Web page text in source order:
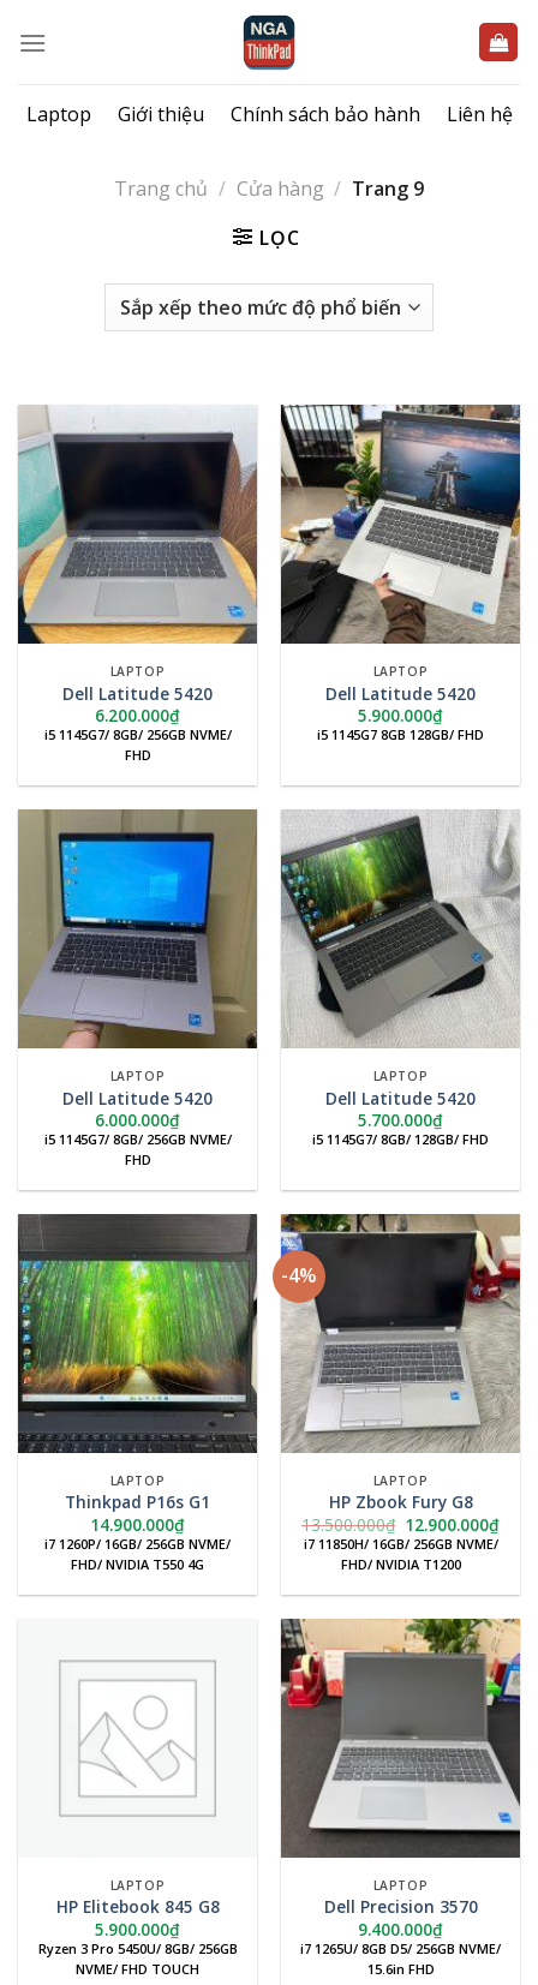
qua
dungLaptop Giới thiệu Chính sách bảo hành Liên hệ
Trang chủ / Cửa hàng / Trang 9
LỌC
LAPTOP
Dell Latitude 5420
6.200.000₫
i5 1145G7/ 8GB/ 256GB NVME/
FHD
LAPTOP
Dell Latitude 5420
5.900.000₫
i5 1145G7 8GB 128GB/ FHD
LAPTOP
Dell Latitude 5420
6.000.000₫
i5 1145G7/ 8GB/ 256GB NVME/
FHD
LAPTOP
Dell Latitude 5420
5.700.000₫
i5 1145G7/ 8GB/ 128GB/ FHD
LAPTOP
Thinkpad P16s G1
14.900.000₫
i7 1260P/ 16GB/ 256GB NVME/
FHD/ NVIDIA T550 4G
-4%
LAPTOP
HP Zbook Fury G8
13.500.000₫ Giá
gốc
là:
13.500.000₫.
12.900.000₫Giá
i7 11850H/ 16GB/ 256GB NVME/
FHD/ NVIDIA T1200
LAPTOP
HP Elitebook 845 G8
5.900.000₫
Ryzen 3 Pro 5450U/ 8GB/ 256GB
NVME/ FHD TOUCH
LAPTOP
Dell Precision 3570
9.400.000₫
i7 1265U/ 8GB D5/ 256GB NVME/
15.6in FHD